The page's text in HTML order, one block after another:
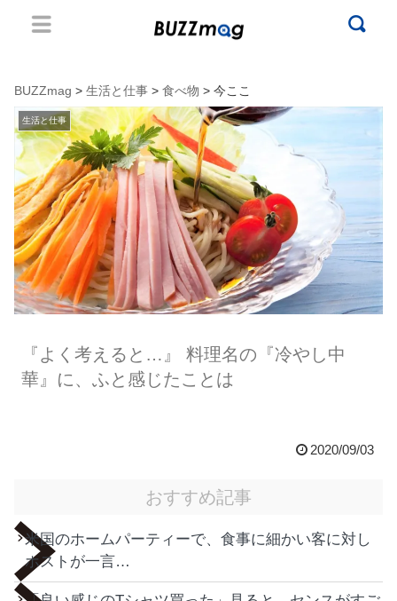
BUZZmag > 生活と仕事 > 食べ物 > 今ここ
生活と仕事
『よく考えると…』 料理名の『冷やし中
華』に、ふと感じたことは
2020/09/03
おすすめ記事
米国のホームパーティーで、食事に細かい客に対し
ホストが一言…